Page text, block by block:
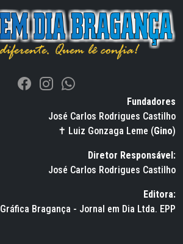
Fundadores
José Carlos Rodrigues Castilho
✝ Luiz Gonzaga Leme (Gino)
Diretor Responsável:
José Carlos Rodrigues Castilho
Editora:
Gráfica Bragança - Jornal em Dia Ltda. EPP